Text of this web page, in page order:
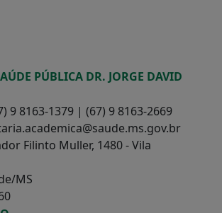
PÚBLICA DR. JORGE DAVID
9 8163-1379 | (67) 9 8163-2669
Filinto Muller, 1480 - Vila
MS